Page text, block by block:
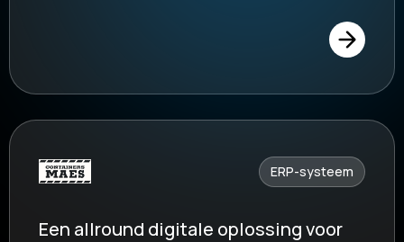
ERP-systeem
Een allround digitale oplossing voor